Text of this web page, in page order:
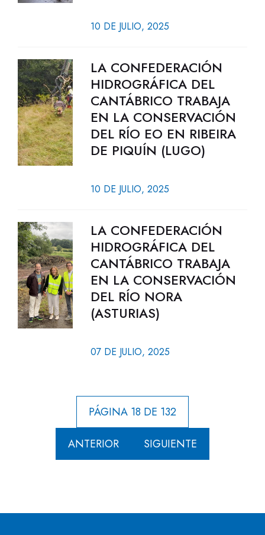
10 DE JULIO, 2025
LA CONFEDERACIÓN
HIDROGRÁFICA DEL
CANTÁBRICO TRABAJA
EN LA CONSERVACIÓN
DEL RÍO EO EN RIBEIRA
DE PIQUÍN (LUGO)
10 DE JULIO, 2025
LA CONFEDERACIÓN
HIDROGRÁFICA DEL
CANTÁBRICO TRABAJA
EN LA CONSERVACIÓN
DEL RÍO NORA
(ASTURIAS)
07 DE JULIO, 2025
PÁGINA 18 DE 132
ANTERIOR SIGUIENTE